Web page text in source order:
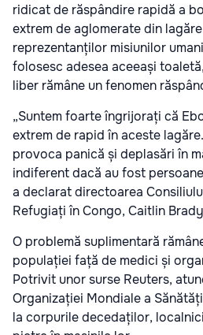
ridicat de răspândire rapidă a
extrem de aglomerate din
reprezentanților misiunilor
folosesc adesea aceeași
liber rămâne un fenomen
„Suntem foarte îngrijorați că
extrem de rapid în aceste
provoca panică și deplasări în
indiferent dacă au fost
a declarat directoarea
Refugiați în Congo, Caitlin
O problemă suplimentară
populației față de medici și
Potrivit unor surse Reuters,
Organizației Mondiale a
la corpurile decedaților,